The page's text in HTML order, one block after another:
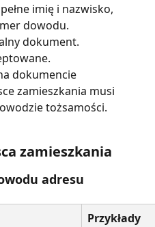
imię i nazwisko,
dowodu.
dokument.
dokumencie
zamieszkania musi
tożsamości.
zamieszkania
adresu
Przykłady